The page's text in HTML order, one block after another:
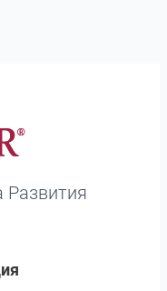
Развития